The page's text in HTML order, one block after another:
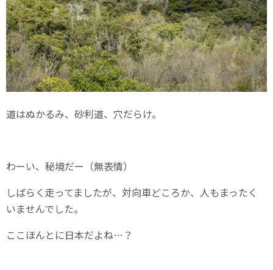
道はぬかるみ、砂利道、穴だらけ。
わーい、秘境だー（無表情）
しばらく走ってましたが、対向車どころか、人もまったく
いませんでした。
ここほんとに日本だよね…？